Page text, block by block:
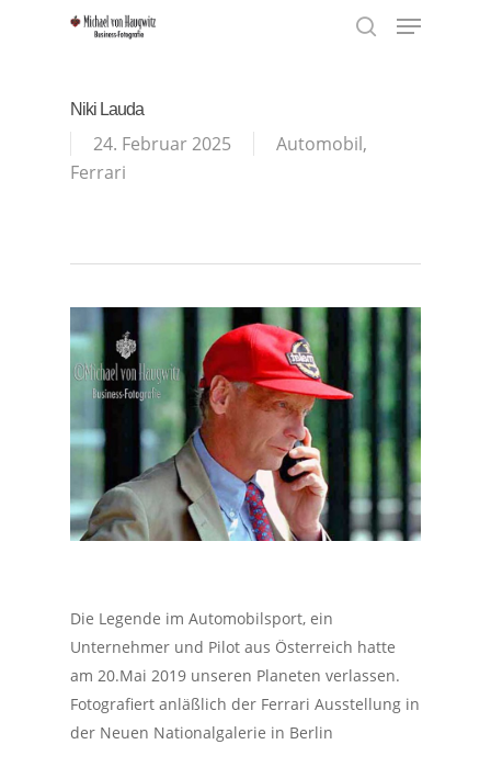
Menu
Niki Lauda
24. Februar 2025 Automobil,
Ferrari
Die Legende im Automobilsport, ein
Unternehmer und Pilot aus Österreich hatte
am 20.Mai 2019 unseren Planeten verlassen.
Fotografiert anläßlich der Ferrari Ausstellung in
der Neuen Nationalgalerie in Berlin